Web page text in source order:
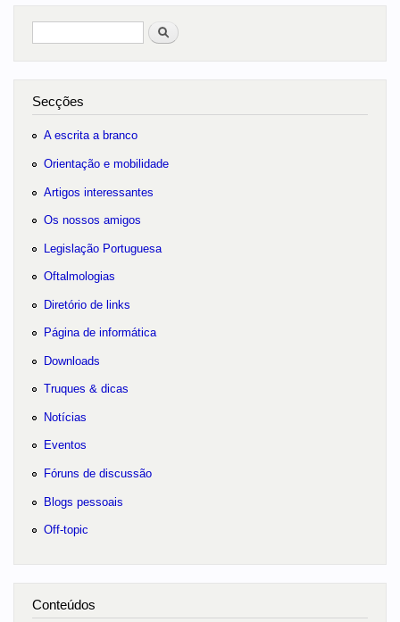
Pesquisar
no portal
Secções
A escrita a branco
Orientação e mobilidade
Artigos interessantes
Os nossos amigos
Legislação Portuguesa
Oftalmologias
Diretório de links
Página de informática
Downloads
Truques & dicas
Notícias
Eventos
Fóruns de discussão
Blogs pessoais
Off-topic
Conteúdos